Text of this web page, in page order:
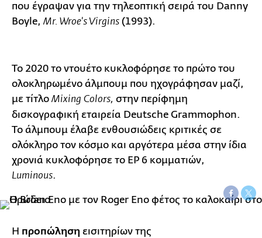
που έγραψαν για την τηλεοπτική σειρά του Danny
Boyle,Mr. Wroe's Virgins (1993).
Το 2020 το ντουέτο κυκλοφόρησε το πρώτο του
ολοκληρωμένο άλμπουμ που ηχογράφησαν μαζί,
με τίτλοMixing Colors, στην περίφημη
δισκογραφική εταιρεία Deutsche Grammophon.
Το άλμπουμ έλαβε ενθουσιώδεις κριτικές σε
ολόκληρο τον κόσμο και αργότερα μέσα στην ίδια
χρονιά κυκλοφόρησε το EP 6 κομματιών,
Luminous.
Η προπώληση εισιτηρίων της